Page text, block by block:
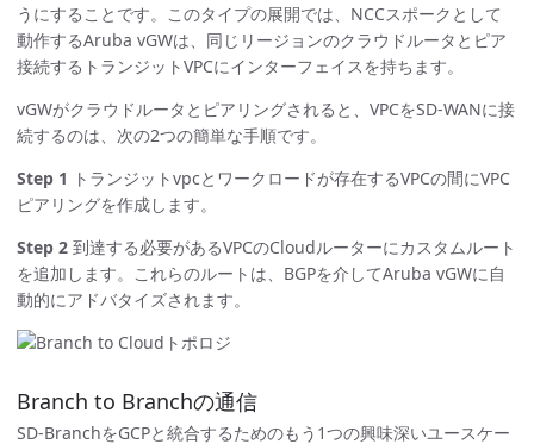
うにすることです。このタイプの展開では、NCCスポークとして
動作するAruba vGWは、同じリージョンのクラウドルータとピア
接続するトランジットVPCにインターフェイスを持ちます。
vGWがクラウドルータとピアリングされると、VPCをSD-WANに接
続するのは、次の2つの簡単な手順です。
Step 1 トランジットvpcとワークロードが存在するVPCの間にVPC
ピアリングを作成します。
Step 2 到達する必要があるVPCのCloudルーターにカスタムルート
を追加します。これらのルートは、BGPを介してAruba vGWに自
動的にアドバタイズされます。
Branch to Branchの通信
SD-BranchをGCPと統合するためのもう1つの興味深いユースケー